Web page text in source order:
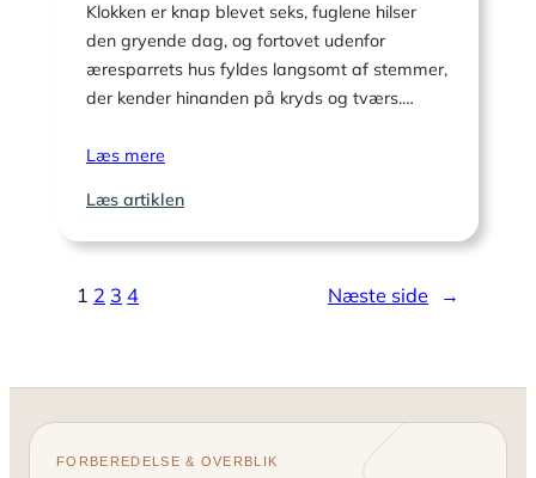
Klokken er knap blevet seks, fuglene hilser
den gryende dag, og fortovet udenfor
æresparrets hus fyldes langsomt af stemmer,
der kender hinanden på kryds og tværs.…
Læs mere
Læs artiklen:
ved
1 2 3 4 Næste side →
FORBEREDELSE & OVERBLIK